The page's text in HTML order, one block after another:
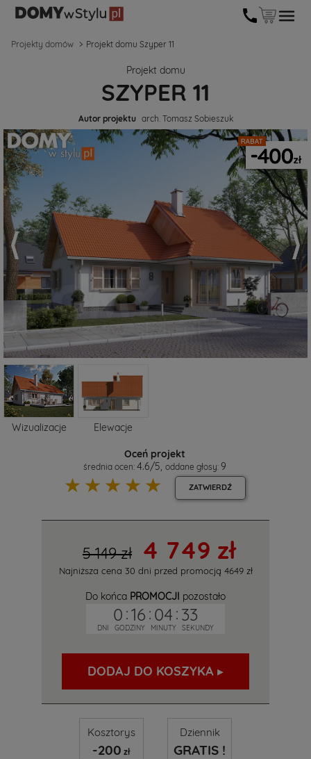
Projekty domów Projekt domu Szyper 11
Projekt domu
SZYPER 11
Autor projektu arch. Tomasz Sobieszuk
Wizualizacje Elewacje
Oceń projekt
średnia ocen: 4.6/5 oddane głosy: 9
☆
☆
☆
☆
☆ ZATWIERDŹ
5 149 zł 4 749 zł
Najniższa cena 30 dni przed promocją 4649 zł
Do końca PROMOCJI pozostało
0 :16 : 04 : 32
DNI GODZINY MINUTY SEKUNDY
DODAJ DO KOSZYKA ▸
Kosztorys
-200 zł
Dziennik
GRATIS !